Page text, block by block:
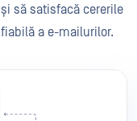
să satisfacă cererile
a e-mailurilor.